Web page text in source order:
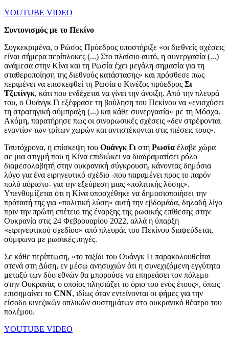
YOUTUBE VIDEO
Συντονισμός με το Πεκίνο
Συγκεκριμένα, ο Ρώσος Πρόεδρος υποστήριξε «οι διεθνείς σχέσεις
είναι σήμερα περίπλοκες (...) Στο πλαίσιο αυτό, η συνεργασία (...)
ανάμεσα στην Κίνα και τη Ρωσία έχει μεγάλη σημασία για τη
σταθεροποίηση της διεθνούς κατάστασης» και πρόσθεσε πως
περιμένει να επισκεφθεί τη Ρωσία ο Κινέζος πρόεδρος Σι
Τζιπίνγκ, κάτι που ενδέχεται να γίνει την άνοιξη. Από την πλευρά
του, ο Ουάνγκ Γι εξέφρασε τη βούληση του Πεκίνου να «ενισχύσει
τη στρατηγική σύμπραξη (...) και κάθε συνεργασία» με τη Μόσχα.
Ακόμη, παρατήρησε πως οι σινορωσικές σχέσεις «δεν στρέφονται
εναντίον των τρίτων χωρών και αντιστέκονται στις πιέσεις τους».
Ταυτόχρονα, η επίσκεψη του Ουάνγκ Γι στη Ρωσία έλαβε χώρα
σε μια στιγμή που η Κίνα επιδιώκει να διαδραματίσει ρόλο
διαμεσολαβητή στην ουκρανική σύγκρουση, κάνοντας δημόσια
λόγο για ένα ειρηνευτικό σχέδιο -που παραμένει προς το παρόν
πολύ αόριστο- για την εξεύρεση μιας «πολιτικής λύσης».
Υπενθυμίζεται ότι η Κίνα υποσχέθηκε να δημοσιοποιήσει την
πρότασή της για «πολιτική λύση» αυτή την εβδομάδα, δηλαδή λίγο
πριν την πρώτη επέτειο της έναρξης της ρωσικής επίθεσης στην
Ουκρανία στις 24 Φεβρουαρίου 2022, αλλά η ύπαρξη
«ειρηνευτικού σχεδίου» από πλευράς του Πεκίνου διαψεύδεται,
σύμφωνα με ρωσικές πηγές.
Σε κάθε περίπτωση, «το ταξίδι του Ουάνγκ Γι παρακολουθείται
στενά στη Δύση, εν μέσω ανησυχιών ότι η συνεχιζόμενη εγγύτητα
μεταξύ των δύο εθνών θα μπορούσε να επηρεάσει τον πόλεμο
στην Ουκρανία, ο οποίος πλησιάζει το όριο του ενός έτους», όπως
επισημαίνει το CNN, ιδίως όταν εντείνονται οι φήμες για την
είσοδο κινεζικών οπλικών συστημάτων στο ουκρανικό θέατρο του
πολέμου.
YOUTUBE VIDEO